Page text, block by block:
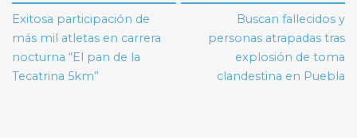
de
entradas
Exitosa participación de
más mil atletas en carrera
nocturna “El pan de la
Tecatrina 5km”
Buscan fallecidos y
personas atrapadas tras
explosión de toma
clandestina en Puebla